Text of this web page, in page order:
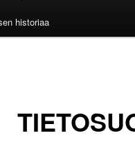
historiaa